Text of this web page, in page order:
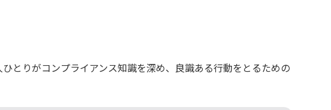
とりがコンプライアンス知識を深め、良識ある行動をとるための